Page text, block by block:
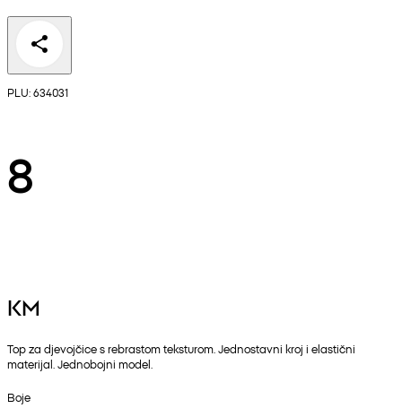
PLU: 634031
8
KM
Top za djevojčice s rebrastom teksturom. Jednostavni kroj i elastični
materijal. Jednobojni model.
Boje